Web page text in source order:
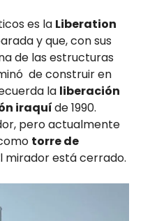
es la Liberation
y que, con sus
de las estructuras
de construir en
la liberación
iraquíde 1990.
pero actualmente
torre de
mirador está cerrado.